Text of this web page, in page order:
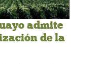
admite
de la